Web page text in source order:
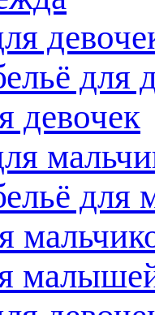
для
девочек
для